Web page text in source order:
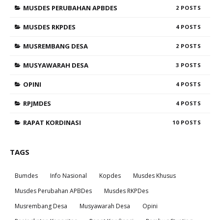
MUSDES PERUBAHAN APBDES 2
MUSDES RKPDES 4
MUSREMBANG DESA 2
MUSYAWARAH DESA 3
OPINI 4
RPJMDES 4
RAPAT KORDINASI 10
TAGS
Bumdes Info Nasional Kopdes
Musdes Khusus
Musdes Perubahan APBDes
Musdes RKPDes
Musrembang Desa
Musyawarah Desa
Opini